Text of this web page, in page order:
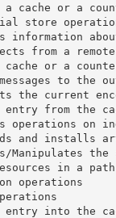
a cache or a
store
information
from a
cache or a
to the
the current
entry from the
operations on
and installs
Manipulates the
in a path
operations
entry into the